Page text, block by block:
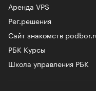
Аренда VPS
Рег.решения
Сайт знакомств
РБК Курсы
Школа управления РБК